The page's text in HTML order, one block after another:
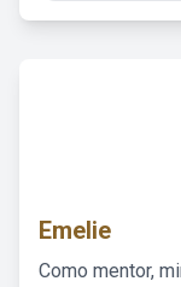
Emelie
Como mentor,